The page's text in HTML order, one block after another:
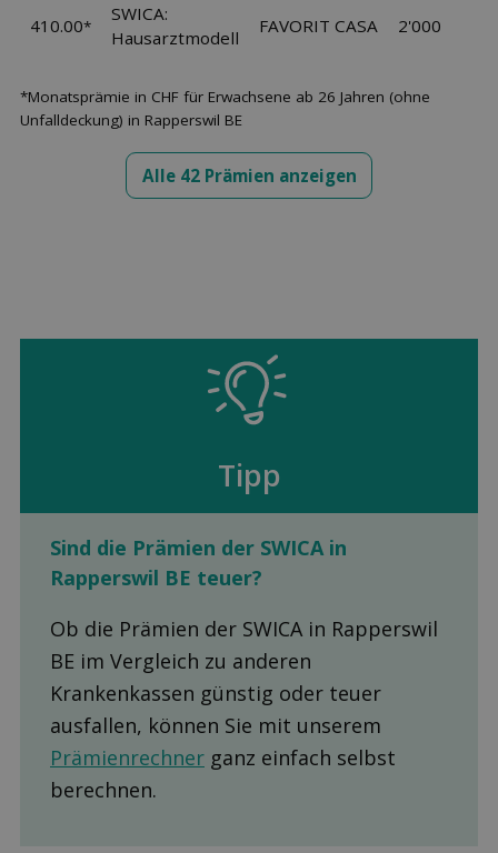
410.00*
SWICA:
Hausarztmodell
FAVORIT CASA 2'000
*Monatsprämie in CHF für Erwachsene ab 26 Jahren (ohne
Unfalldeckung) in Rapperswil BE
Alle 42 Prämien anzeigen
Tipp
Sind die Prämien der SWICA in
Rapperswil BE teuer?
Ob die Prämien der SWICA in Rapperswil
BE im Vergleich zu anderen
Krankenkassen günstig oder teuer
ausfallen, können Sie mit unserem
Prämienrechner ganz einfach selbst
berechnen.